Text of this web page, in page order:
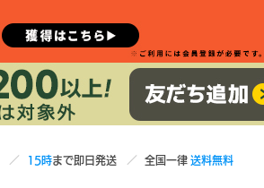
15時まで即日発送 全国一律送料無料